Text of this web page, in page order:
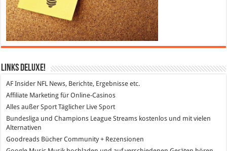
Links DeLuXe!
AF Insider NFL News, Berichte, Ergebnisse etc.
Affiliate Marketing für Online-Casinos
Alles außer Sport Täglicher Live Sport
Bundesliga und Champions League Streams kostenlos und mit vielen
Alternativen
Goodreads Bücher Community + Rezensionen